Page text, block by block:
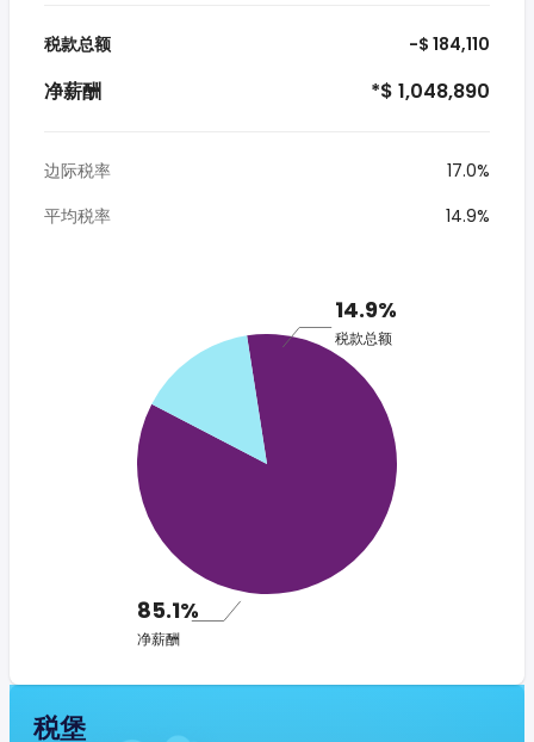
税款总额 -$ 184,110
净薪酬 *$ 1,048,890
边际税率
17.0%
平均税率
14.9%
14.9%
税款总额
85.1%
净薪酬
税堡